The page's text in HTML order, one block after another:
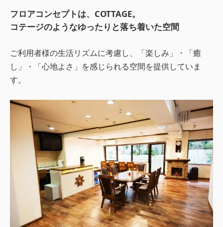
フロアコンセプトは、COTTAGE。
コテージのようなゆったりと落ち着いた空間
ご利用者様の生活リズムに考慮し、「楽しみ」・「癒
し」・「心地よさ」を感じられる空間を提供していま
す。